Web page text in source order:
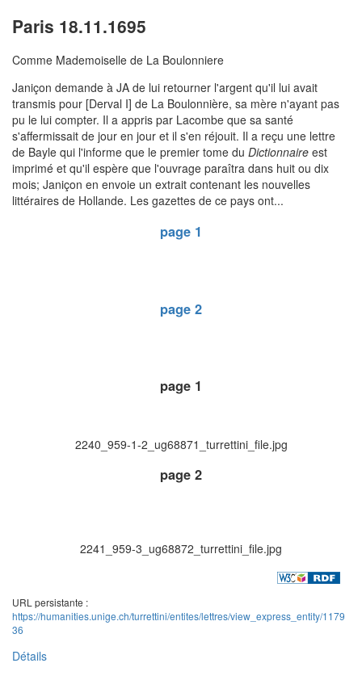
Paris 18.11.1695
Comme Mademoiselle de La Boulonniere
Janiçon demande à JA de lui retourner l'argent qu'il lui avait
transmis pour [Derval I] de La Boulonnière, sa mère n'ayant pas
pu le lui compter. Il a appris par Lacombe que sa santé
s'affermissait de jour en jour et il s'en réjouit. Il a reçu une lettre
de Bayle qui l'informe que le premier tome du Dictionnaire est
imprimé et qu'il espère que l'ouvrage paraîtra dans huit ou dix
mois; Janiçon en envoie un extrait contenant les nouvelles
littéraires de Hollande. Les gazettes de ce pays ont...
page 1
page 2
page 1
2240_959-1-2_ug68871_turrettini_file.jpg
page 2
2241_959-3_ug68872_turrettini_file.jpg
URL persistante :
https://humanities.unige.ch/turrettini/entites/lettres/view_express_entity/1179
36
Détails